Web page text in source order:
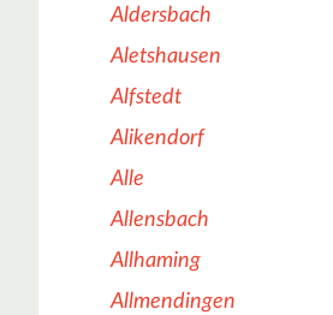
Aldersbach
Aletshausen
Alfstedt
Alikendorf
Alle
Allensbach
Allhaming
Allmendingen